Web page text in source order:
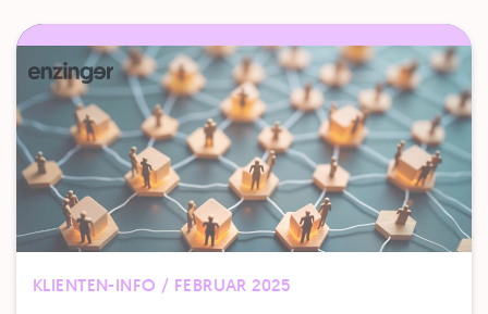
KLIENTEN-INFO / FEBRUAR 2025